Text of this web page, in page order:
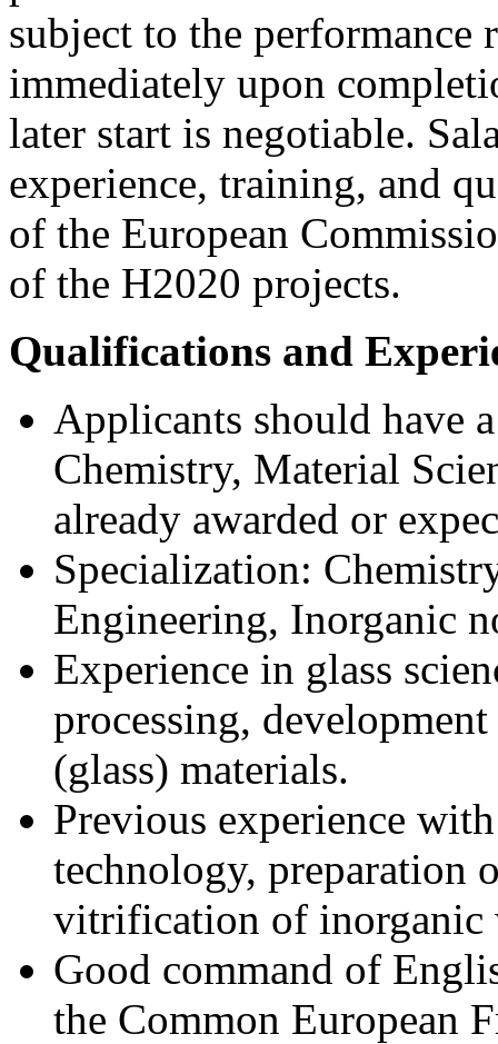
subject to the performance
immediately upon
later start is negotiable.
experience, training, and
of the European
of the H2020 projects.
Qualifications and
Applicants should have
Chemistry, Material
already awarded or
Specialization:
Engineering, Inorganic
Experience in glass
processing,
(glass) materials.
Previous experience
technology, preparation
vitrification of inorganic
Good command of
the Common European